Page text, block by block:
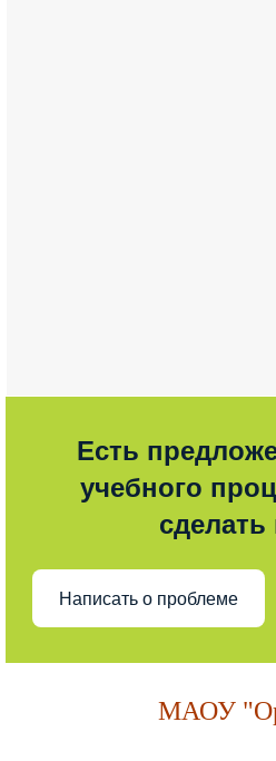
Есть
учебного
Написать о проблеме
МАОУ